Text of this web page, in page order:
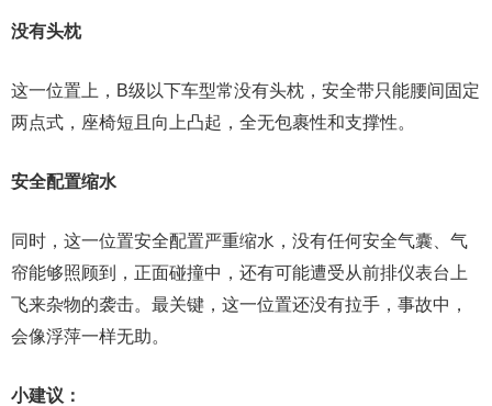
没有头枕
这一位置上，B级以下车型常没有头枕，安全带只能腰间固定
两点式，座椅短且向上凸起，全无包裹性和支撑性。
安全配置缩水
同时，这一位置安全配置严重缩水，没有任何安全气囊、气
帘能够照顾到，正面碰撞中，还有可能遭受从前排仪表台上
飞来杂物的袭击。最关键，这一位置还没有拉手，事故中，
会像浮萍一样无助。
小建议：